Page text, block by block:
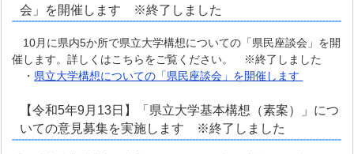
会」を開催します ※終了しました
10月に県内5か所で県立大学構想についての「県民座談会」を開
催します。詳しくはこちらをご覧ください。 ※終了しました
・ 県立大学構想についての「県民座談会」を開催します
【令和5年9月13日】「県立大学基本構想（素案）」につ
いての意見募集を実施します ※終了しました